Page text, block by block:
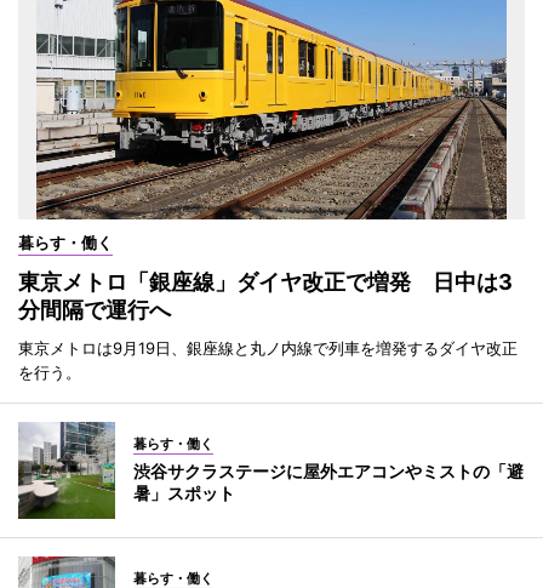
暮らす・働く
東京メトロ「銀座線」ダイヤ改正で増発 日中は3
分間隔で運行へ
東京メトロは9月19日、銀座線と丸ノ内線で列車を増発するダイヤ改正
を行う。
暮らす・働く
渋谷サクラステージに屋外エアコンやミストの「避
暑」スポット
暮らす・働く